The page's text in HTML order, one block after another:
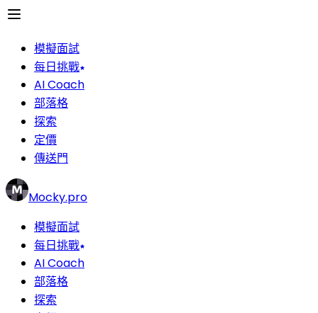
模擬面試
每日挑戰
AI Coach
部落格
探索
定價
傳送門
Mocky.pro
模擬面試
每日挑戰
AI Coach
部落格
探索